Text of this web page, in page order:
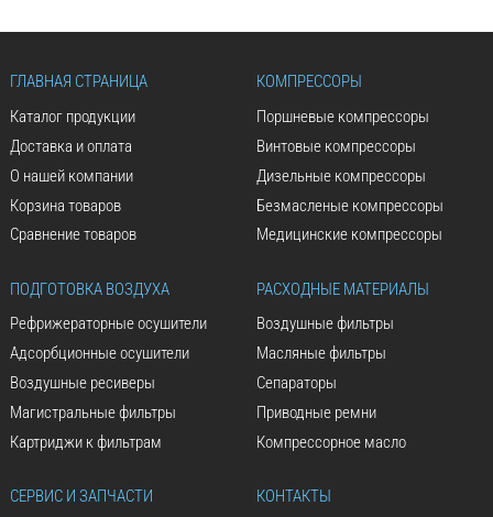
ГЛАВНАЯ СТРАНИЦА
Каталог продукции
Доставка и оплата
О нашей компании
Корзина товаров
Сравнение товаров
КОМПРЕССОРЫ
Поршневые компрессоры
Винтовые компрессоры
Дизельные компрессоры
Безмасленые компрессоры
Медицинские компрессоры
ПОДГОТОВКА ВОЗДУХА
Рефрижераторные осушители
Адсорбционные осушители
Воздушные ресиверы
Магистральные фильтры
Картриджи к фильтрам
РАСХОДНЫЕ МАТЕРИАЛЫ
Воздушные фильтры
Масляные фильтры
Сепараторы
Приводные ремни
Компрессорное масло
СЕРВИС И ЗАПЧАСТИ
КОНТАКТЫ